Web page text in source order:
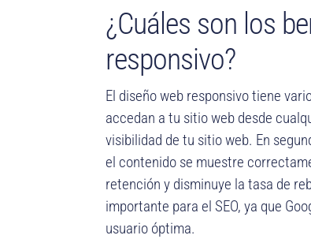
¿Cuáles son los
responsivo?
El diseño web responsivo tiene
accedan a tu sitio web desde
visibilidad de tu sitio web. En
el contenido se muestre
retención y disminuye la tasa de
importante para el SEO, ya que
usuario óptima.